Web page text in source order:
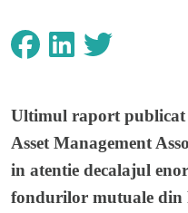
Ultimul raport publicat
Asset Management
in atentie decalajul
fondurilor mutuale din